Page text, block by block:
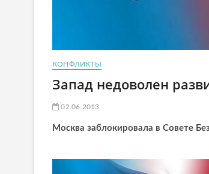
КОНФЛИКТЫ
Запад недоволен
02.06.2013
Москва заблокировала в Совете